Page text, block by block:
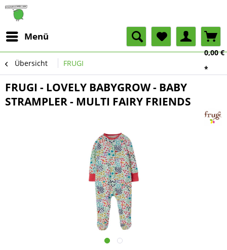
Menü
0,00 €
*
Übersicht FRUGI
FRUGI - LOVELY BABYGROW - BABY
STRAMPLER - MULTI FAIRY FRIENDS